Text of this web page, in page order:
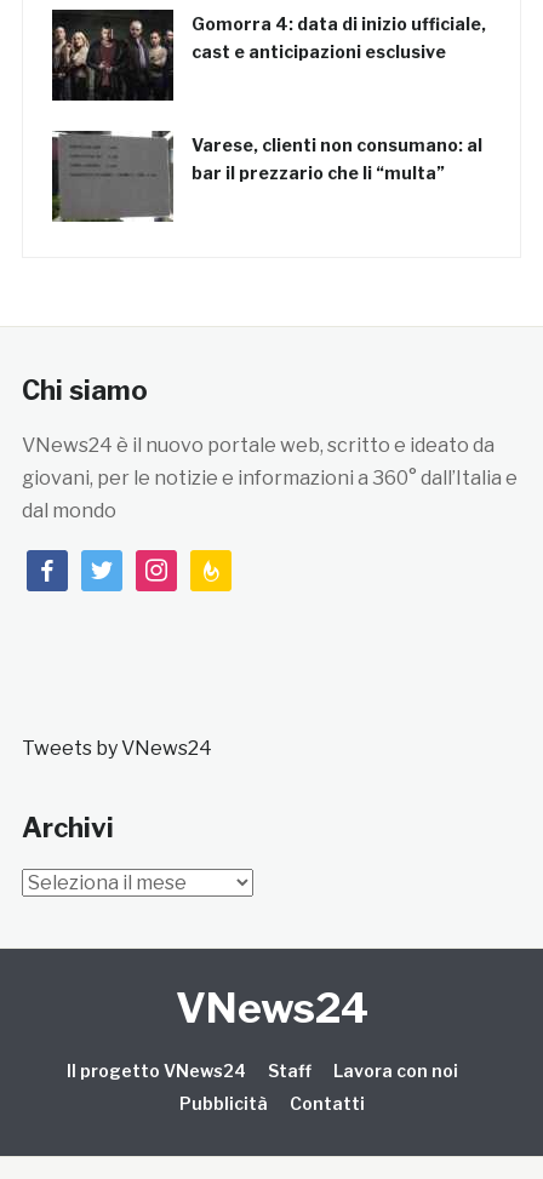
Gomorra 4: data di inizio ufficiale,
cast e anticipazioni esclusive
Varese, clienti non consumano: al
bar il prezzario che li “multa”
Chi siamo
VNews24 è il nuovo portale web, scritto e ideato da
giovani, per le notizie e informazioni a 360° dall’Italia e
dal mondo
facebooktwitterinstagramfeedburner
Tweets by VNews24
Archivi
Archivi
VNews24
Il progetto VNews24 Staff
Lavora con noi
Pubblicità
Contatti